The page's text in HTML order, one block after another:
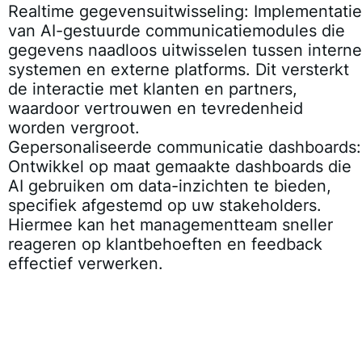
Realtime gegevensuitwisseling: Implementatie
van AI-gestuurde communicatiemodules die
gegevens naadloos uitwisselen tussen interne
systemen en externe platforms. Dit versterkt
de interactie met klanten en partners,
waardoor vertrouwen en tevredenheid
worden vergroot.
Gepersonaliseerde communicatie dashboards:
Ontwikkel op maat gemaakte dashboards die
AI gebruiken om data-inzichten te bieden,
specifiek afgestemd op uw stakeholders.
Hiermee kan het managementteam sneller
reageren op klantbehoeften en feedback
effectief verwerken.